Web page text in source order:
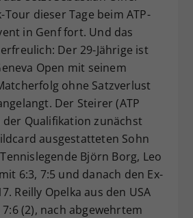
Tour dieser Tage beim ATP-
in Genf fort. Und das
Der 29-Jährige ist
Open mit seinem
ohne Satzverlust
Der Steirer (ATP
der Qualifikation zunächst
ausgestatteten Sohn
Björn Borg, Leo
6:3, 7:5 und danach den Ex-
Reilly Opelka aus den USA
7:6 (2), nach abgewehrtem
Wert speichert Ihre Consent-
Unter anderem eine
generierte ID, für die
Speicherung Ihrer
Einstellungen, falls der
Betreiber dies eingestellt